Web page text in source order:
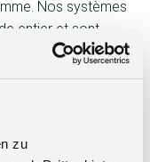
zu
Nos systèmes
entier et sont
dans les
développons des